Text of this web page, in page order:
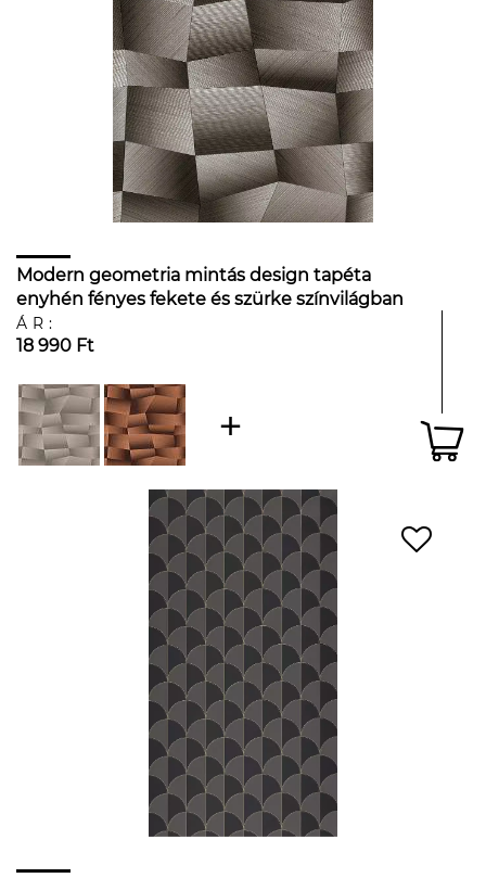
Modern geometria mintás design tapéta
enyhén fényes fekete és szürke színvilágban
ÁR:
18 990 Ft